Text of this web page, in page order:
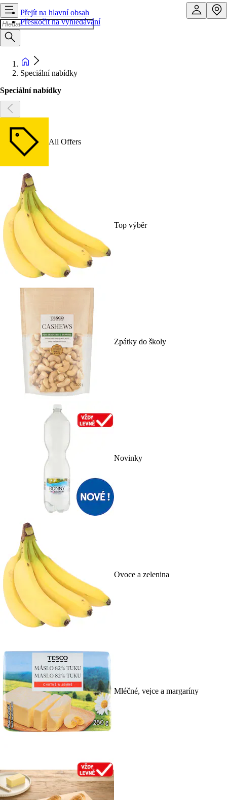
Přejít na hlavní obsah
Přeskočit na vyhledávání
Speciální nabídky
Speciální nabídky
All Offers
Top výběr
Zpátky do školy
Novinky
Ovoce a zelenina
Mléčné, vejce a margaríny